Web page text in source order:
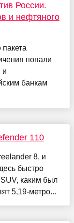
России.
и нефтяного
попали
и
банкам
110
8, и
быстро
SUV, каким был
5,19-метро...